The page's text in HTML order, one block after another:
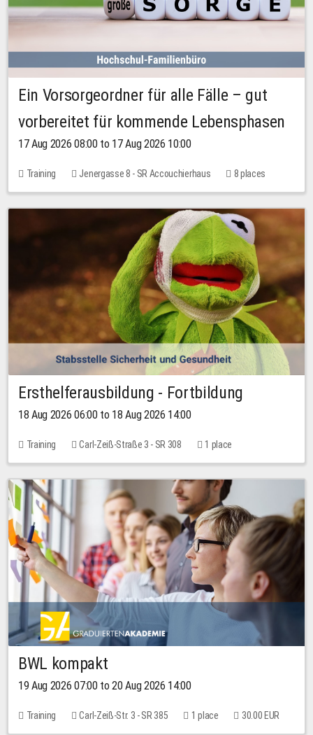
Ein Vorsorgeordner für alle Fälle – gut
vorbereitet für kommende Lebensphasen
17 Aug 2026 08:00 to 17 Aug 2026 10:00
Training Jenergasse 8 - SR Accouchierhaus 8 places
Ersthelferausbildung - Fortbildung
18 Aug 2026 06:00 to 18 Aug 2026 14:00
Training Carl-Zeiß-Straße 3 - SR 308 1 place
BWL kompakt
19 Aug 2026 07:00 to 20 Aug 2026 14:00
Training Carl-Zeiß-Str. 3 - SR 385 1 place 30.00 EUR